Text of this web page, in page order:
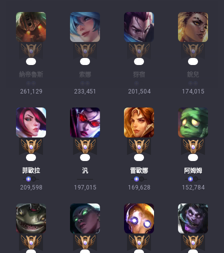
納帝魯斯
261,129
索娜
233,451
犽宿
201,504
銳兒
174,015
菲歐拉
209,598
汎
197,015
雷歐娜
169,628
阿姆姆
152,784